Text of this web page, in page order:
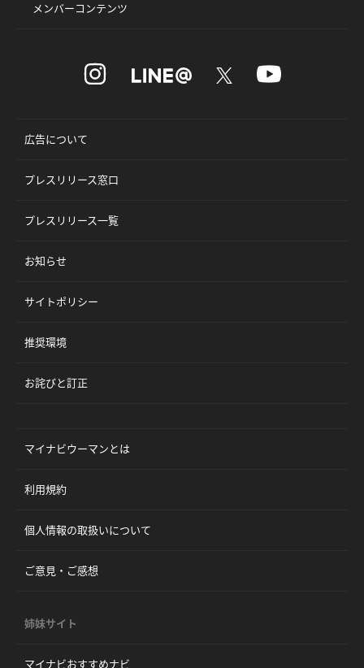
メンバーコンテンツ
広告について
プレスリリース窓口
プレスリリース一覧
お知らせ
サイトポリシー
推奨環境
お詫びと訂正
マイナビウーマンとは
利用規約
個人情報の取扱いについて
ご意見・ご感想
姉妹サイト
マイナビおすすめナビ